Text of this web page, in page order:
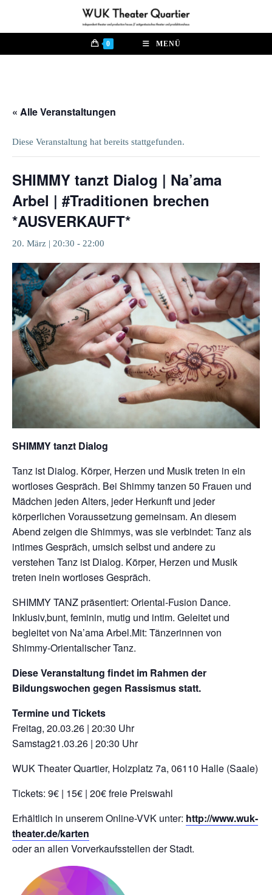
springen
0 MENÜ
« Alle Veranstaltungen
Diese Veranstaltung hat bereits stattgefunden.
SHIMMY tanzt Dialog | Na’ama
Arbel | #Traditionen brechen
*AUSVERKAUFT*
20. März | 20:30 - 22:00
SHIMMY tanzt Dialog
Tanz ist Dialog. Körper, Herzen und Musik treten in ein
wortloses Gespräch. Bei Shimmy tanzen 50 Frauen und
Mädchen jeden Alters, jeder Herkunft und jeder
körperlichen Voraussetzung gemeinsam. An diesem
Abend zeigen die Shimmys, was sie verbindet: Tanz als
intimes Gespräch, umsich selbst und andere zu
verstehen Tanz ist Dialog. Körper, Herzen und Musik
treten inein wortloses Gespräch.
SHIMMY TANZ präsentiert: Oriental-Fusion Dance.
Inklusiv,bunt, feminin, mutig und intim. Geleitet und
begleitet von Na’ama Arbel.Mit: Tänzerinnen von
Shimmy-Orientalischer Tanz.
Diese Veranstaltung findet im Rahmen der
Bildungswochen gegen Rassismus statt.
Termine und Tickets
Freitag, 20.03.26 | 20:30 Uhr
Samstag21.03.26 | 20:30 Uhr
WUK Theater Quartier, Holzplatz 7a, 06110 Halle (Saale)
Tickets: 9€ | 15€ | 20€ freie Preiswahl
Erhältlich in unserem Online-VVK unter: http://www.wuk-
theater.de/karten
oder an allen Vorverkaufsstellen der Stadt.